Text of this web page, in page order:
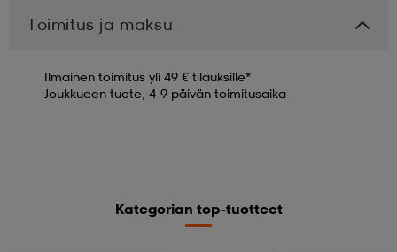
Toimitus ja maksu
Ilmainen toimitus yli 49 € tilauksille*
Joukkueen tuote, 4-9 päivän toimitusaika
Kategorian top-tuotteet